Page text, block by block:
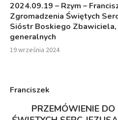
2024.09.19 – Rzym –
Zgromadzenia Świętych
Sióstr Boskiego Zbawiciela,
generalnych
19 września 2024
Franciszek
PRZEMÓWIENIE